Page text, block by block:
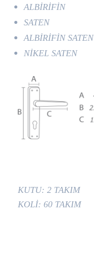
ALBİRİFİN
SATEN
ALBİRİFİN SATEN
NİKEL SATEN
KUTU: 2 TAKIM
KOLİ: 60 TAKIM